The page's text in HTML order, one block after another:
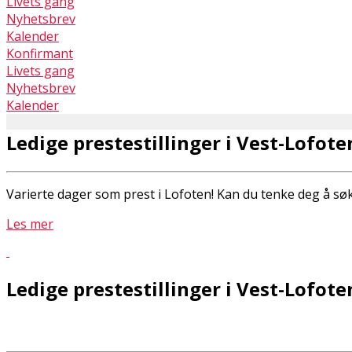
Nyhetsbrev
Kalender
Konfirmant
Livets gang
Nyhetsbrev
Kalender
Ledige prestestillinger i Vest-
Varierte dager som prest i Lofoten! Kan du tenke deg å
Les mer
Ledige prestestillinger i Vest-